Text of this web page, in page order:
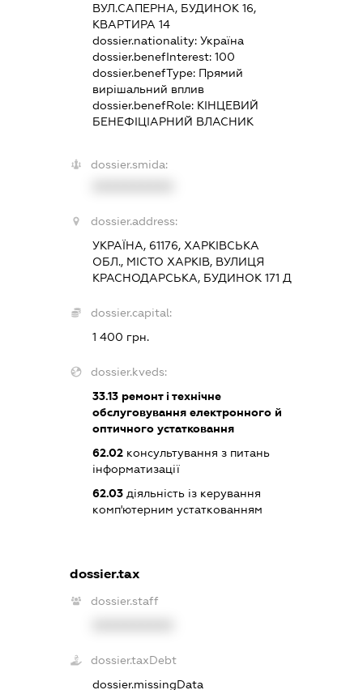
ВУЛ.САПЕРНА, БУДИНОК 16,
КВАРТИРА 14
dossier.nationality:Україна
dossier.benefInterest:100
dossier.benefType: Прямий
вирішальний вплив
dossier.benefRole: КІНЦЕВИЙ
БЕНЕФІЦІАРНИЙ ВЛАСНИК
dossier.smida:
dossier.address:
УКРАЇНА, 61176, ХАРКІВСЬКА
ОБЛ., МІСТО ХАРКІВ, ВУЛИЦЯ
КРАСНОДАРСЬКА, БУДИНОК 171 Д
dossier.capital:
1 400 грн.
dossier.kveds:
33.13 ремонт і технічне
обслуговування електронного й
оптичного устатковання
62.02 консультування з питань
інформатизації
62.03 діяльність із керування
комп'ютерним устаткованням
dossier.tax
dossier.staff
dossier.taxDebt
dossier.missingData